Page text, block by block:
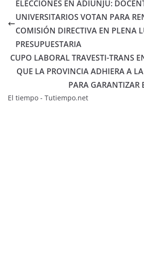
ELECCIONES EN ADIUNJU:
UNIVERSITARIOS VOTAN PARA
COMISIÓN DIRECTIVA EN PLENA
PRESUPUESTARIA
CUPO LABORAL TRAVESTI-TRANS
QUE LA PROVINCIA ADHIERA A
PARA GARANTIZAR
El tiempo - Tutiempo.net